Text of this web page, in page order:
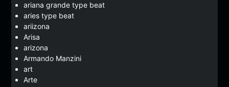
ariana grande type beat
aries type beat
ariizona
Arisa
arizona
Armando Manzini
art
Arte